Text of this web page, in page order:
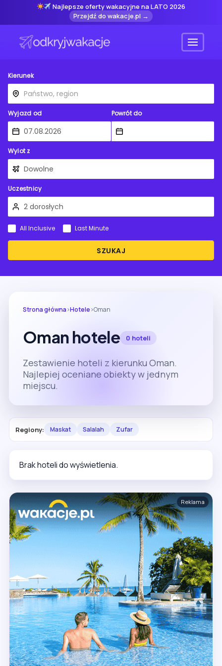
Najlepsze oferty wakacyjne na LATO 2026
Przejdź do wakacje.pl →
Menu
Kierunek
Wyjazd od Powrót do
Wylot z
Uczestnicy
SZUKAJ
All Inclusive Last Minute
Strona główna›Hotele›Oman
Oman hotele 0 hoteli
Zestawienie hoteli z kierunku Oman.
Najlepiej oceniane obiekty w jednym
miejscu.
Regiony: Maskat Salalah Zufar
Brak hoteli do wyświetlenia.
Reklama